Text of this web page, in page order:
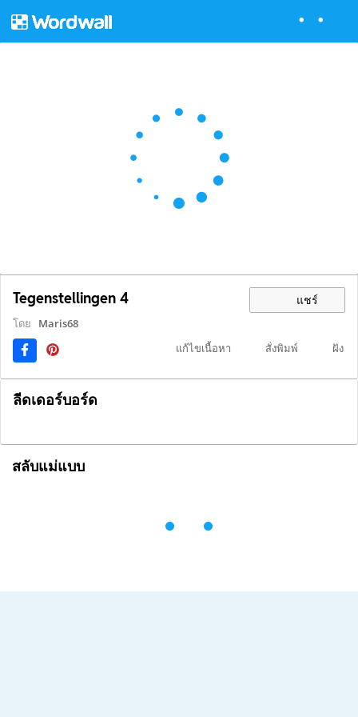
Tegenstellingen 4 แชร์
โดย
Maris68
แก้ไขเนื้อหา
สั่งพิมพ์ ฝัง
ลีดเดอร์บอร์ด
สลับแม่แบบ